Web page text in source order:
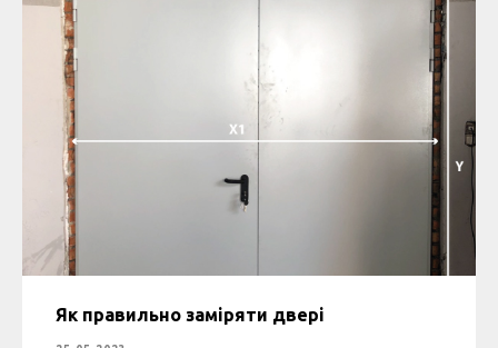
Як правильно заміряти двері